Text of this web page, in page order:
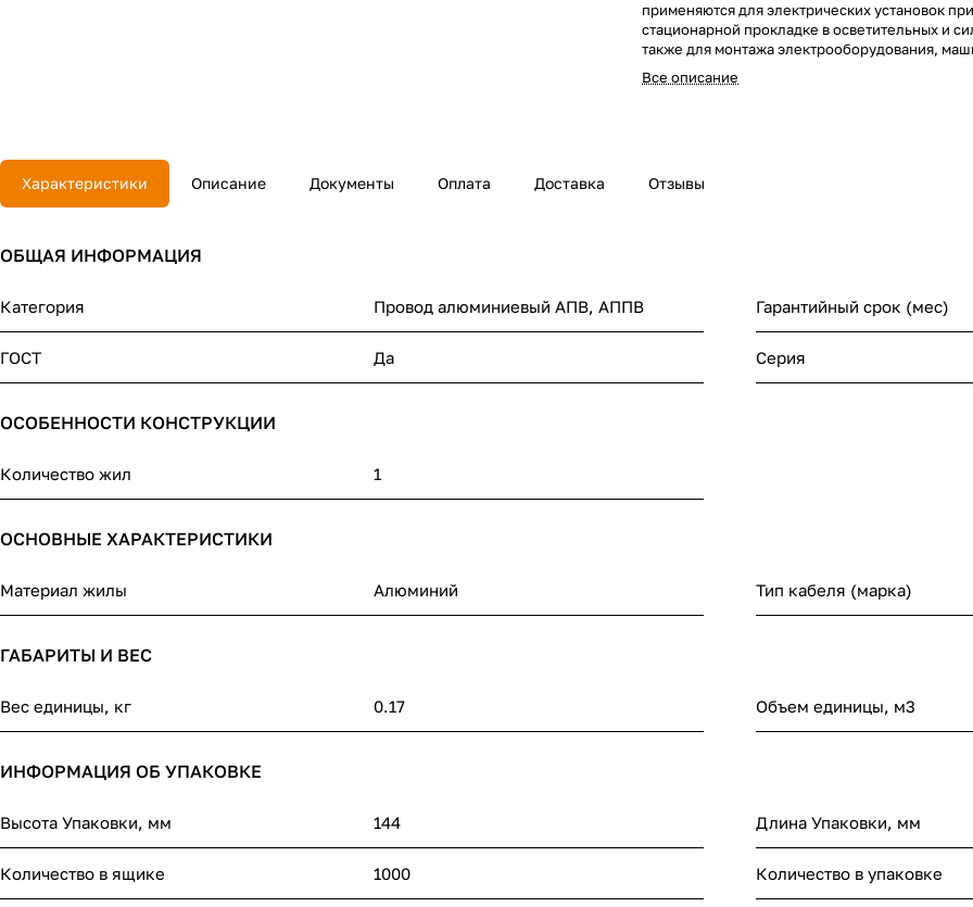
применяются для электрических установок при
стационарной прокладке в осветительных и
также для монтажа электрооборудования,
механизмов и станков на номинальное
(для сетей до 450/750 В) частотой до 400 Гц
провода ПАВ 50 Токопроводящая жила –
Все описание
Характеристики Описание Документы Оплата Доставка Отзывы
ОБЩАЯ ИНФОРМАЦИЯ
Категория Провод алюминиевый АПВ, АППВ Гарантийный срок (мес)
ГОСТ Да Серия
ОСОБЕННОСТИ КОНСТРУКЦИИ
Количество жил 1
ОСНОВНЫЕ ХАРАКТЕРИСТИКИ
Материал жилы Алюминий Тип кабеля (марка)
ГАБАРИТЫ И ВЕС
Вес единицы, кг 0.17 Объем единицы, м3
ИНФОРМАЦИЯ ОБ УПАКОВКЕ
Высота Упаковки, мм 144 Длина Упаковки, мм
Количество в ящике 1000 Количество в упаковке